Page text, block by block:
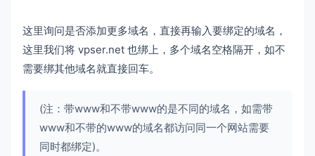
这里询问是否添加更多域名，直接再输入要绑定的域名，
这里我们将 vpser.net 也绑上，多个域名空格隔开，如不
需要绑其他域名就直接回车。
(注：带www和不带www的是不同的域名，如需带
www和不带的www的域名都访问同一个网站需要
同时都绑定)。